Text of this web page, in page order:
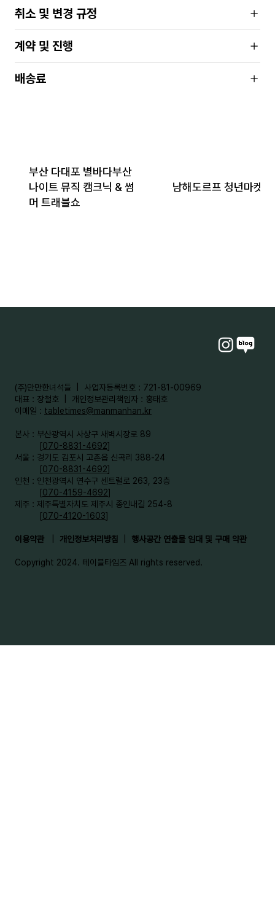
취소 및 변경 규정
계약 및 진행
배송료
부산 다대포 별바다부산
나이트 뮤직 캠크닉 & 썸
머 트래블쇼
남해도르프 청년마켓 2
​(주)만만한녀석들 | 사업자등록번호 : 721-81-00969
대표 : 장철호 | 개인정보관리책임자 : 홍태호
이메일 : tabletimes@manmanhan.kr
본사 : 부산광역시 사상구 새벽시장로 89
[070-8831-4692]
서울 : 경기도 김포시 고촌읍 신곡리 388-24
[070-8831-4692]
인천 : 인천광역시 연수구 센트럴로 263, 23층
[070-4159-4692]​
제주 : 제주특별자치도 제주시 종인내길 254-8
[070-4120-1603]
이용약관 개인정보처리방침 행사공간 연출물 임대 및 구매 약관
Copyright 2024. 테이블타임즈 All rights reserved.